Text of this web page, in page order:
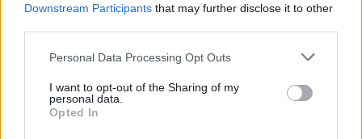
Downstream Participants that may further disclose it to other
Personal Data Processing Opt Outs
I want to opt-out of the Sharing of my
personal data.
Opted In
Ειδήσεις 5-8-2026